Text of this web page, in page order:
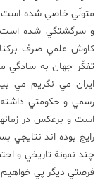
عکس
پادکست
مجله
فرهنگی
و
هنری
متولّي خاصي شده است
و سرگشتگي شده است
كاوش علمي صرف
تفكّر جهان به سادگي
ايران مي نگريم مي
رسمي و حكومتي
است و برعكس در
رايج بوده اند نتايجي
چند نمونة تاريخي و
فرصتي ديگر پي